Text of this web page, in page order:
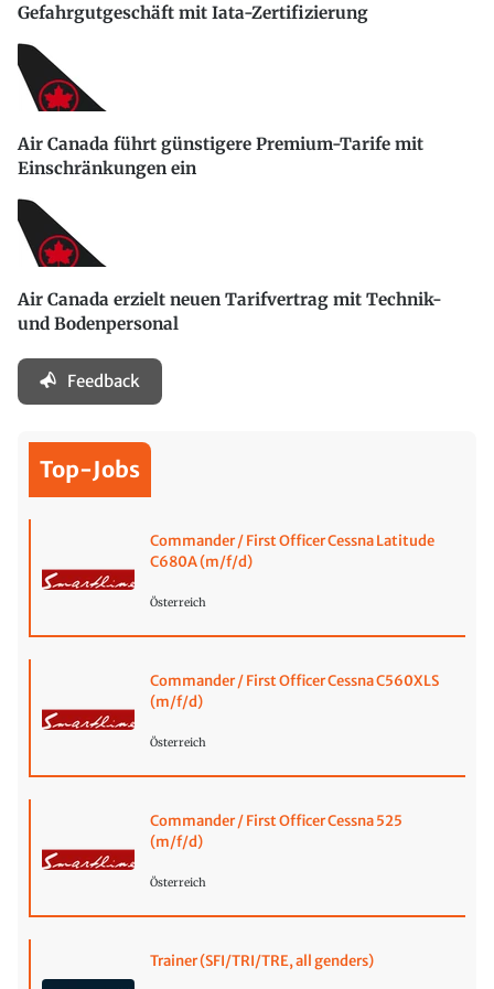
Gefahrgutgeschäft mit Iata-Zertifizierung
Air Canada führt günstigere Premium-Tarife mit
Einschränkungen ein
Air Canada erzielt neuen Tarifvertrag mit Technik-
und Bodenpersonal
Feedback
Top-Jobs
Commander / First Officer Cessna Latitude
C680A (m/f/d)
Österreich
Commander / First Officer Cessna C560XLS
(m/f/d)
Österreich
Commander / First Officer Cessna 525
(m/f/d)
Österreich
Trainer (SFI/TRI/TRE, all genders)